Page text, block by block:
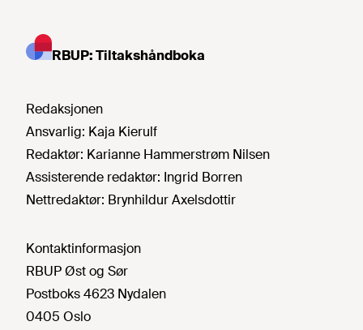
RBUP: Tiltakshåndboka
Redaksjonen
Ansvarlig: Kaja Kierulf
Redaktør: Karianne Hammerstrøm Nilsen
Assisterende redaktør: Ingrid Borren
Nettredaktør: Brynhildur Axelsdottir
Kontaktinformasjon
RBUP Øst og Sør
Postboks 4623 Nydalen
0405 Oslo